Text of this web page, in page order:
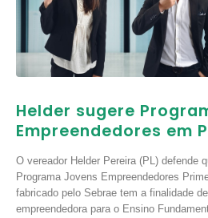
Helder sugere
Empreendedores em
O vereador Helder Pereira (PL) defende
Programa Jovens Empreendedores
fabricado pelo Sebrae tem a finalidade
empreendedora para o Ensino